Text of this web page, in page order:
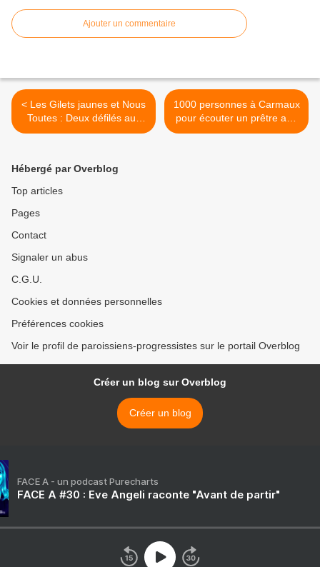
Ajouter un commentaire
< Les Gilets jaunes et Nous
Toutes : Deux défilés aux
différences notables
1000 personnes à Carmaux
pour écouter un prêtre aux
pratiques controversées >
Hébergé par Overblog
Top articles
Pages
Contact
Signaler un abus
C.G.U.
Cookies et données personnelles
Préférences cookies
Voir le profil de paroissiens-progressistes sur le portail Overblog
Créer un blog sur Overblog
Créer un blog
FACE A - un podcast Purecharts
FACE A #30 : Eve Angeli raconte "Avant de partir"